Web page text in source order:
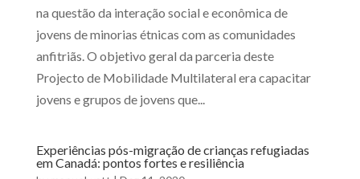
na questão da interação social e econômica de
jovens de minorias étnicas com as comunidades
anfitriãs. O objetivo geral da parceria deste
Projecto de Mobilidade Multilateral era capacitar
jovens e grupos de jovens que...
Experiências pós-migração de crianças refugiadas
em Canadá: pontos fortes e resiliência